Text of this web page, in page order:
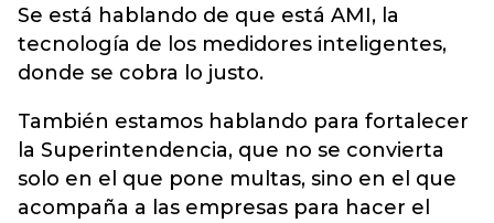
Se está hablando de que está AMI, la
tecnología de los medidores inteligentes,
donde se cobra lo justo.
También estamos hablando para fortalecer
la Superintendencia, que no se convierta
solo en el que pone multas, sino en el que
acompaña a las empresas para hacer el